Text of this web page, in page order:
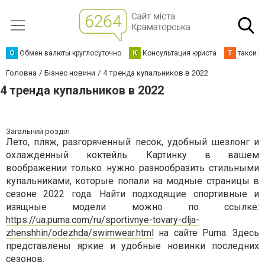
О Обмен валюты круглосуточно К Консультация юриста Т такси
Головна Бізнес новини 4 тренда купальников в 2022
4 тренда купальников в 2022
Загальний розділ
Лето, пляж, разгоряченный песок, удобный шезлонг и
охлажденный коктейль. Картинку в вашем
воображении только нужно разнообразить стильными
купальниками, которые попали на модные страницы в
сезоне 2022 года. Найти подходящие спортивные и
изящные модели можно по ссылке:
https://ua.puma.com/ru/sportivnye-tovary-dlja-
zhenshhin/odezhda/swimwear.html на сайте Puma. Здесь
представлены яркие и удобные новинки последних
сезонов.